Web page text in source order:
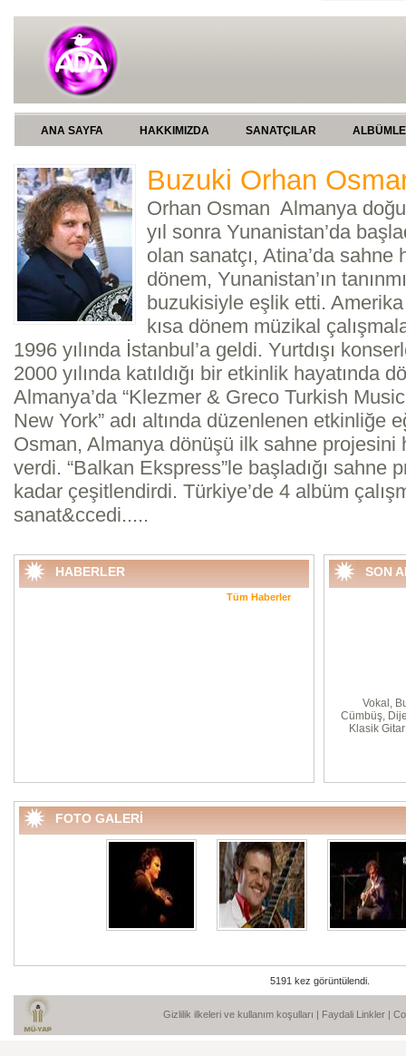
ANA SAYFA HAKKIMIZDA SANATÇILAR
Buzuki Orhan
Orhan Osman Almanya
yıl sonra Yunanistan’da
olan sanatçı, Atina’da sahne
dönem, Yunanistan’ın
buzukisiyle eşlik etti.
kısa dönem müzikal
1996 yılında İstanbul’a geldi. Yurtdışı
2000 yılında katıldığı bir etkinlik hayatında
Almanya’da “Klezmer & Greco Turkish
New York” adı altında düzenlenen etkinliğe
Osman, Almanya dönüşü ilk sahne projesini
verdi. “Balkan Ekspress”le başladığı sahne
kadar çeşitlendirdi. Türkiye’de 4 albüm
sanat&ccedi.....
HABERLER
Tüm Haberler
SON
Vokal,
Cümbüş,
Klasik
FOTO GALERİ
5191 kez görüntülendi.
Gizlilik ilkeleri ve kullanım koşulları | Faydali Linkler |